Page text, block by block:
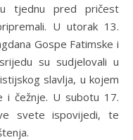
tjednu pred pričest
U utorak 13.
Gospe Fatimske i
su sudjelovali u
slavlja, u kojem
i čežnje. U subotu 17.
svete ispovijedi, te